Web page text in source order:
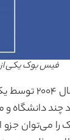
فیس بوک یکی
به نام
دانشگاه و
می‌توان جزو